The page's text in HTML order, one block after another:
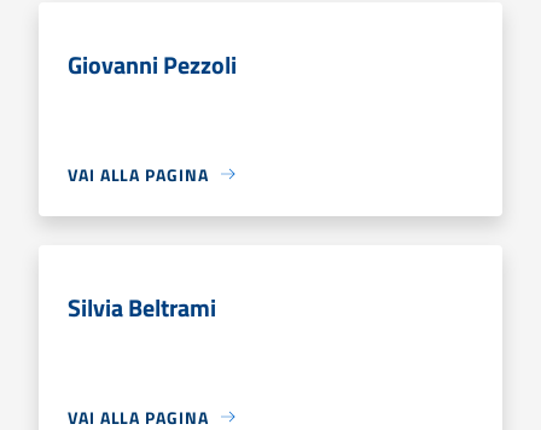
Giovanni Pezzoli
VAI ALLA PAGINA
Silvia Beltrami
VAI ALLA PAGINA